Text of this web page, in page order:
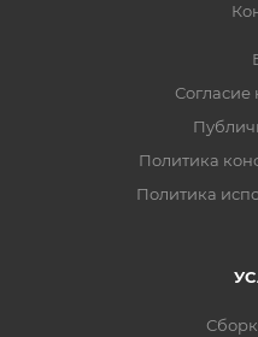
Согласие
Политика
Политика